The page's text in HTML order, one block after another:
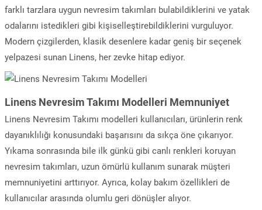
farklı tarzlara uygun nevresim takımları bulabildiklerini ve yatak
odalarını istedikleri gibi kişiselleştirebildiklerini vurguluyor.
Modern çizgilerden, klasik desenlere kadar geniş bir seçenek
yelpazesi sunan Linens, her zevke hitap ediyor.
Linens Nevresim Takımı Modelleri Memnuniyet
Linens Nevresim Takımı modelleri kullanıcıları, ürünlerin renk
dayanıklılığı konusundaki başarısını da sıkça öne çıkarıyor.
Yıkama sonrasında bile ilk günkü gibi canlı renkleri koruyan
nevresim takımları, uzun ömürlü kullanım sunarak müşteri
memnuniyetini arttırıyor. Ayrıca, kolay bakım özellikleri de
kullanıcılar arasında olumlu geri dönüşler alıyor.